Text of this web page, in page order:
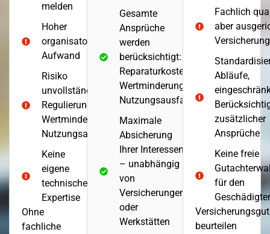
melden
Hoher
organisatorischer
Aufwand
Risiko
unvollständiger
Regulierung (z. B.
Wertminderung,
Nutzungsausfall)
Keine
eigene
technische
Expertise
Ohne
fachliche
Gesamte
Ansprüche
werden
berücksichtigt:
Reparaturkosten,
Wertminderung,
Nutzungsausfall
Maximale
Absicherung
Ihrer Interessen
– unabhängig
von
Versicherungen
oder
Werkstätten
Fachlich
aber
Abläufe,
zusätzlicher
Ansprüche
Keine freie
für den
beurteilen